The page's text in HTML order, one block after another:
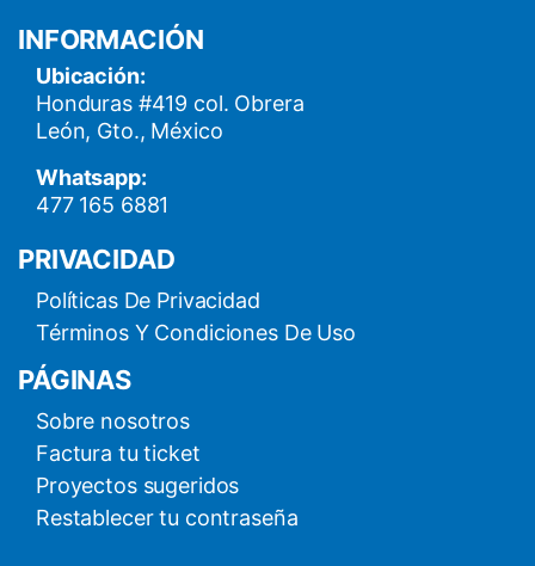
INFORMACIÓN
Ubicación:
Honduras #419 col. Obrera
León, Gto., México
Whatsapp:
477 165 6881
PRIVACIDAD
Políticas De Privacidad
Términos Y Condiciones De Uso
PÁGINAS
Sobre nosotros
Factura tu ticket
Proyectos sugeridos
Restablecer tu contraseña